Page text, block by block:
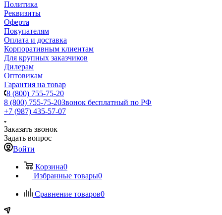
Политика
Реквизиты
Оферта
Покупателям
Оплата и доставка
Корпоративным клиентам
Для крупных заказчиков
Дилерам
Оптовикам
Гарантия на товар
8 (800) 755-75-20
8 (800) 755-75-20Звонок бесплатный по РФ
+7 (987) 435-57-07
Заказать звонок
Задать вопрос
Войти
Корзина0
Избранные товары0
Сравнение товаров0